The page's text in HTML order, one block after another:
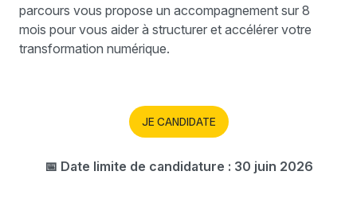
parcours vous propose un accompagnement sur 8
mois pour vous aider à structurer et accélérer votre
transformation numérique.
JE CANDIDATE
📅 Date limite de candidature : 30 juin 2026